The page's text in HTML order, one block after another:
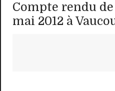
Compte rendu
mai 2012 à